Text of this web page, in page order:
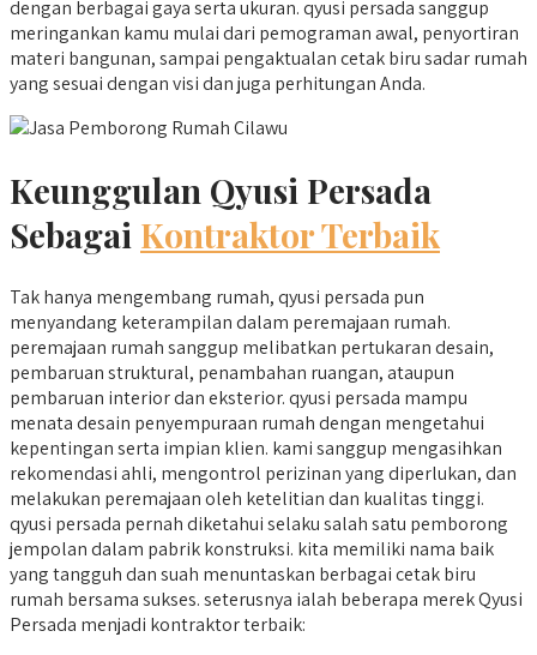
dengan berbagai gaya serta ukuran. qyusi persada sanggup
meringankan kamu mulai dari pemograman awal, penyortiran
materi bangunan, sampai pengaktualan cetak biru sadar rumah
yang sesuai dengan visi dan juga perhitungan Anda.
Keunggulan Qyusi Persada
Sebagai Kontraktor Terbaik
Tak hanya mengembang rumah, qyusi persada pun
menyandang keterampilan dalam peremajaan rumah.
peremajaan rumah sanggup melibatkan pertukaran desain,
pembaruan struktural, penambahan ruangan, ataupun
pembaruan interior dan eksterior. qyusi persada mampu
menata desain penyempuraan rumah dengan mengetahui
kepentingan serta impian klien. kami sanggup mengasihkan
rekomendasi ahli, mengontrol perizinan yang diperlukan, dan
melakukan peremajaan oleh ketelitian dan kualitas tinggi.
qyusi persada pernah diketahui selaku salah satu pemborong
jempolan dalam pabrik konstruksi. kita memiliki nama baik
yang tangguh dan suah menuntaskan berbagai cetak biru
rumah bersama sukses. seterusnya ialah beberapa merek Qyusi
Persada menjadi kontraktor terbaik: